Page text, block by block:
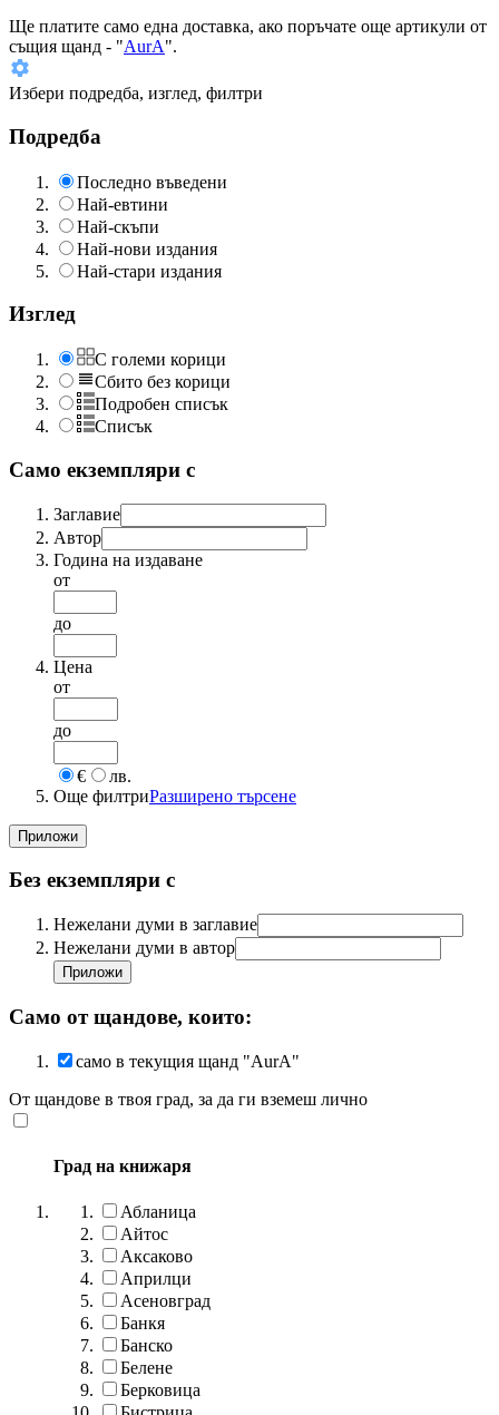
Ще платите само една доставка, ако поръчате още артикули от
същия щанд - "AurA".
Избери подредба, изглед, филтри
Подредба
Последно въведени
Най-евтини
Най-скъпи
Най-нови издания
Най-стари издания
Изглед
С големи корици
Сбито без корици
Подробен списък
Списък
Само екземпляри с
Заглавие
Автор
Година на издаване
от
до
Цена
от
до
€
лв.
Още филтриРазширено търсене
Без екземпляри с
Нежелани думи в заглавие
Нежелани думи в автор
Само от щандове, които:
само в текущия щанд "AurA"
От щандове в твоя град, за да ги вземеш лично
Град на книжаря
Абланица
Айтос
Аксаково
Априлци
Асеновград
Банкя
Банско
Белене
Берковица